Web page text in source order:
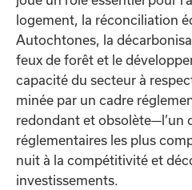
logement, la réconciliation
Autochtones, la
feux de forêt et le
capacité du secteur à
minée par un cadre
redondant et obsolète—l’un
réglementaires les plus
nuit à la compétitivité et
investissements.